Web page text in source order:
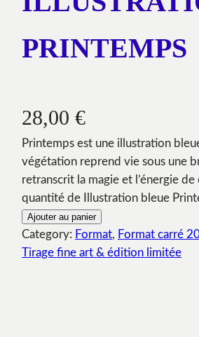
PRINTEMPS
28,00 €
Printemps est une illustration
végétation reprend vie sous une
retranscrit la magie et l’énergie de
quantité de Illustration bleue
Ajouter au panier
Category: Format, Format carré
Tirage fine art & édition limitée